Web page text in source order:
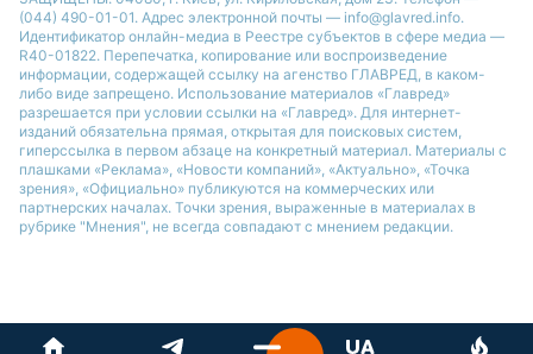
(044) 490-01-01. Адрес электронной почты — info@glavred.info.
Идентификатор онлайн-медиа в Реестре cубъектов в сфере медиа —
R40-01822. Перепечатка, копирование или воспроизведение
информации, содержащей ссылку на агенство ГЛАВРЕД, в каком-
либо виде запрещено. Использование материалов «Главред»
разрешается при условии ссылки на «Главред». Для интернет-
изданий обязательна прямая, открытая для поисковых систем,
гиперссылка в первом абзаце на конкретный материал. Материалы с
плашками «Реклама», «Новости компаний», «Актуально», «Точка
зрения», «Официально» публикуются на коммерческих или
партнерских началах. Точки зрения, выраженные в материалах в
рубрике "Мнения", не всегда совпадают с мнением редакции.